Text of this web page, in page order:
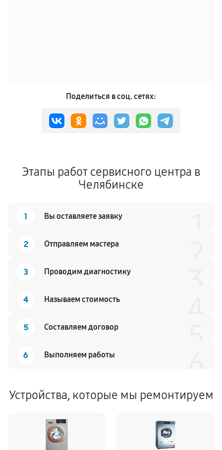
Поделиться в соц. сетях:
Этапы работ сервисного центра в
Челябинске
1 Вы оставляете заявку
2 Отправляем мастера
3 Проводим диагностику
4 Называем стоимость
5 Составляем договор
6 Выполняем работы
Устройства, которые мы ремонтируем